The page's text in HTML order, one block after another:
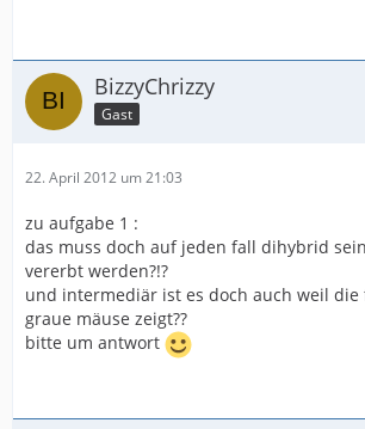
BizzyChrizzy
Gast
22. April 2012 um 21:03
zu aufgabe 1 :
das muss doch auf jeden fall dihybrid
vererbt werden?!?
und intermediär ist es doch auch weil die
graue mäuse zeigt??
bitte um antwort